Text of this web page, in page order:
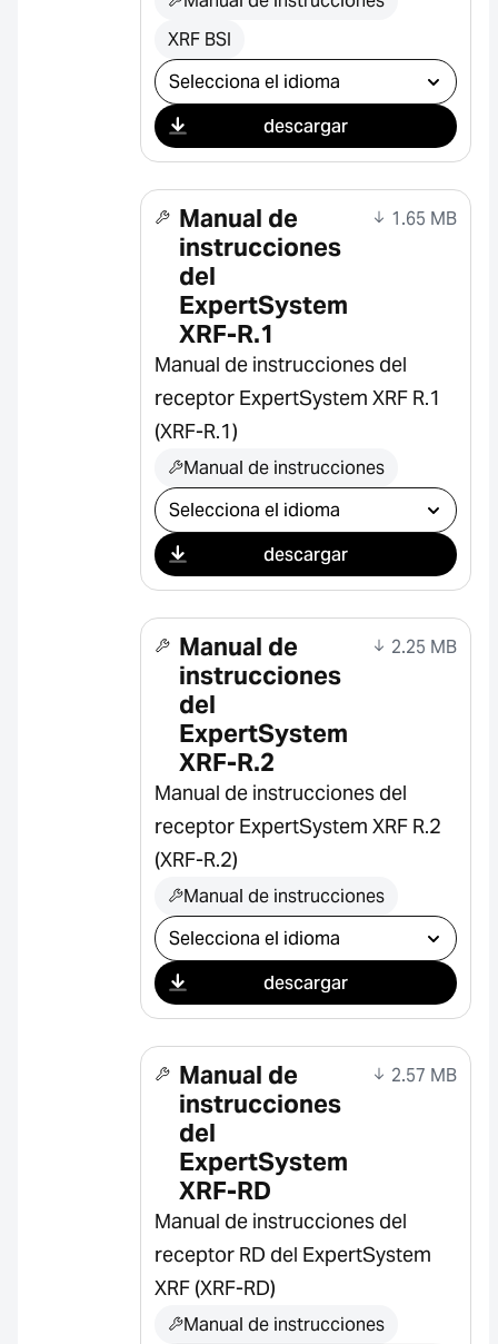
XRF BSI
Seleccionar descarga
descargar
Manual de
instrucciones
del
ExpertSystem
XRF-R.1
1.65 MB
Manual de instrucciones del
receptor ExpertSystem XRF R.1
(XRF-R.1)
Manual de instrucciones
Seleccionar descarga
descargar
Manual de
instrucciones
del
ExpertSystem
XRF-R.2
2.25 MB
Manual de instrucciones del
receptor ExpertSystem XRF R.2
(XRF-R.2)
Manual de instrucciones
Seleccionar descarga
descargar
Manual de
instrucciones
del
ExpertSystem
XRF-RD
2.57 MB
Manual de instrucciones del
receptor RD del ExpertSystem
XRF (XRF-RD)
Manual de instrucciones